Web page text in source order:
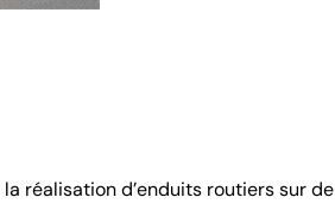
réalisation d’enduits routiers sur de